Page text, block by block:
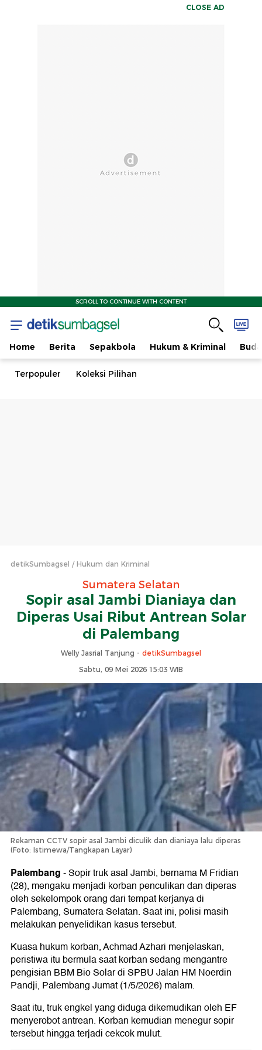
CLOSE AD
SCROLL TO CONTINUE WITH CONTENT
Home Berita Sepakbola Hukum & Kriminal
Terpopuler Koleksi Pilihan
detikSumbagsel Hukum dan Kriminal
Sumatera Selatan
Sopir asal Jambi Dianiaya dan
Diperas Usai Ribut Antrean Solar
di Palembang
Welly Jasrial Tanjung - detikSumbagsel
Sabtu, 09 Mei 2026 15:03 WIB
Rekaman CCTV sopir asal Jambi diculik dan dianiaya lalu diperas
(Foto: Istimewa/Tangkapan Layar)
Palembang-Sopir truk asal Jambi, bernama M Fridian
(28), mengaku menjadi korban penculikan dan diperas
oleh sekelompok orang dari tempat kerjanya di
Palembang, Sumatera Selatan. Saat ini, polisi masih
melakukan penyelidikan kasus tersebut.
Kuasa hukum korban, Achmad Azhari menjelaskan,
peristiwa itu bermula saat korban sedang mengantre
pengisian BBM Bio Solar di SPBU Jalan HM Noerdin
Pandji, Palembang Jumat (1/5/2026) malam.
Saat itu, truk engkel yang diduga dikemudikan oleh EF
menyerobot antrean. Korban kemudian menegur sopir
tersebut hingga terjadi cekcok mulut.